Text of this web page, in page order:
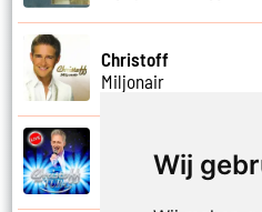
Wij
Christoff
Miljonair
Christoff
Mooi het leven is mooi